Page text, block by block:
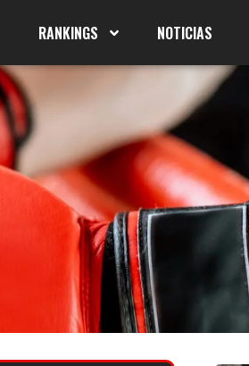
RANKINGS NOTICIAS